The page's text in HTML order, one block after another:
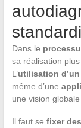
Dans le
sa réalisation
L’utilisation
même d’une
une vision
Il faut se fixer